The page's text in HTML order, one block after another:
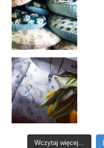
Wczytaj więcej...